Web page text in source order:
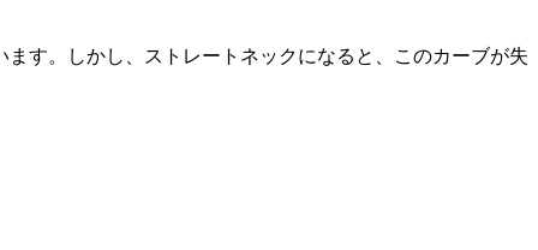
す。しかし、ストレートネックになると、このカーブが失